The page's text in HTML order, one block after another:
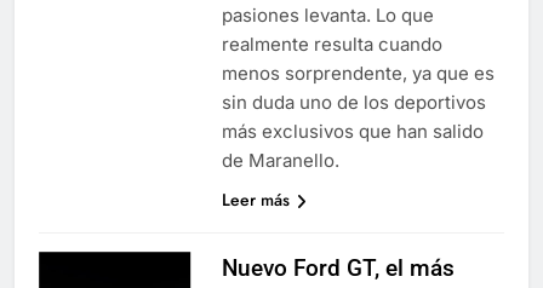
pasiones levanta. Lo que
realmente resulta cuando
menos sorprendente, ya que es
sin duda uno de los deportivos
más exclusivos que han salido
de Maranello.
Leer más
Nuevo Ford GT, el más